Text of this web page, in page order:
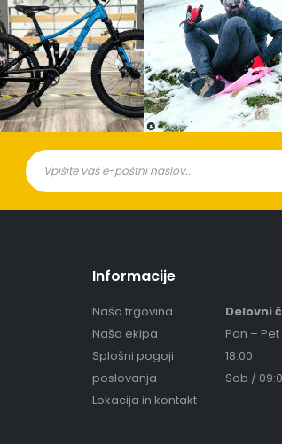
Informacije
Naša trgovina
Naša ekipa
Splošni pogoji
poslovanja
Lokacija in kontakt
Delovni
Pon –
18:00
Sob /